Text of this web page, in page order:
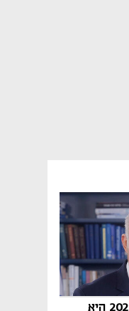
לפיד: "התחזית שלי ל-2023 היא